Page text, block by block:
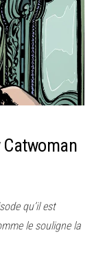
Catwoman
qu’il est
le souligne la